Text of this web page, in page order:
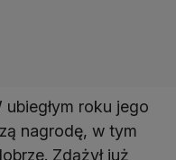
roku jego
nagrodę, w tym
Zdążył już